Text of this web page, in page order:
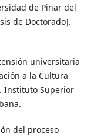
de Pinar del
de Doctorado].
universitaria
a la Cultura
Instituto Superior
del proceso